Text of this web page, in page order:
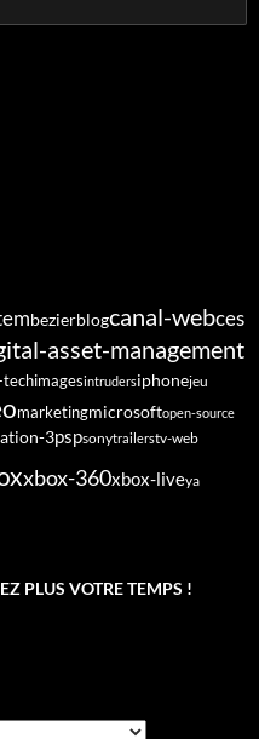
bezierblogcanal-webces
asset-management
techimagesintrudersiphonejeu
marketingmicrosoftopen-source
3pspsonytrailerstv-web
xbox-360xbox-liveya
PLUS VOTRE TEMPS !